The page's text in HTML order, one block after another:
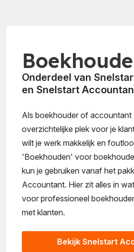
Onderdeel van
en Snelstart
Als boekhouder of accountant
overzichtelijke plek voor je
wilt je werk makkelijk en
'Boekhouden' voor
kun je gebruiken vanaf het
Accountant. Hier zit alles in
voor professioneel
met klanten.
Bekijk Snelstart